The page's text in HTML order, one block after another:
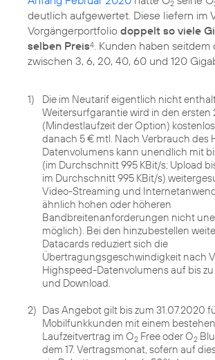
2
deutlich aufgewertet. Diese liefern im
Vorgängerportfolio doppelt so viele
selben Preis4 . Kunden haben seitdem
zwischen 3, 6, 20, 40, 60 und 120
1)
Die im Neutarif eigentlich nicht
Weitersurfgarantie wird in den ersten
(Mindestlaufzeit der Option)
danach 5 € mtl. Nach Verbrauch des
Datenvolumens kann unendlich mit
(im Durchschnitt 995 KBit/s; Upload
im Durchschnitt 995 KBit/s)
Video-Streaming und
ähnlich hohen oder höheren
Bandbreitenanforderungen nicht
möglich). Bei den hinzubestellen
Datacards reduziert sich die
Übertragungsgeschwindigkeit nach
Highspeed-Datenvolumens auf bis
und Download.
2) Das Angebot gilt bis zum 31.07.2020
Mobilfunkkunden mit einem
Laufzeitvertrag im O2 Free oder O2
dem 17. Vertragsmonat, sofern auf